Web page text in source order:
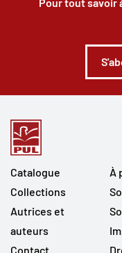
Catalogue
Collections
Autrices et
auteurs
Contact
À